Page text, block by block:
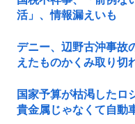
活」、情報漏えいも
デニー、辺野古沖事故
えたものかくみ取り切
国家予算が枯渇したロ
貴金属じゃなくて自動